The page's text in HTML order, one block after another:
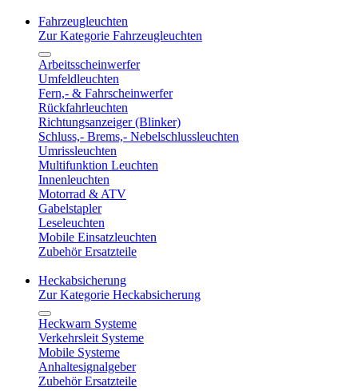
Fahrzeugleuchten
Zur Kategorie Fahrzeugleuchten
Arbeitsscheinwerfer
Umfeldleuchten
Fern,- & Fahrscheinwerfer
Rückfahrleuchten
Richtungsanzeiger (Blinker)
Schluss,- Brems,- Nebelschlussleuchten
Umrissleuchten
Multifunktion Leuchten
Innenleuchten
Motorrad & ATV
Gabelstapler
Leseleuchten
Mobile Einsatzleuchten
Zubehör Ersatzteile
Heckabsicherung
Zur Kategorie Heckabsicherung
Heckwarn Systeme
Verkehrsleit Systeme
Mobile Systeme
Anhaltesignalgeber
Zubehör Ersatzteile